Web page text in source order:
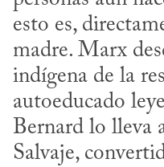
esto es,
madre. Marx
indígena de la
autoeducado
Bernard lo lleva
Salvaje,